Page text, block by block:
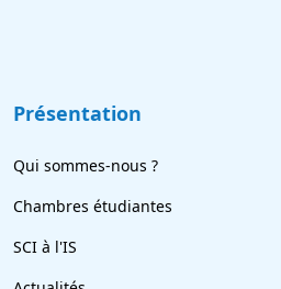
Présentation
Qui sommes-nous ?
Chambres étudiantes
SCI à l'IS